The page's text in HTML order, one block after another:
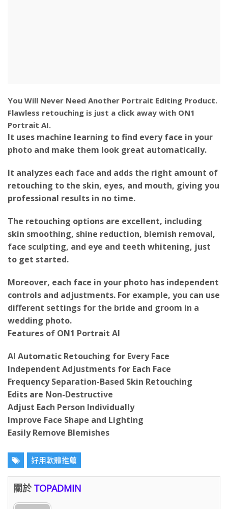
Flawless retouching is just a click away with ON1
Portrait AI.
It uses machine learning to find every face in your
photo and make them look great automatically.
retouching to the skin, eyes, and mouth, giving you
professional results in no time.
skin smoothing, shine reduction, blemish removal,
face sculpting, and eye and teeth whitening, just
to get started.
controls and adjustments. For example, you can use
different settings for the bride and groom in a
wedding photo.
Features of ON1 Portrait AI
Independent Adjustments for Each Face
Frequency Separation-Based Skin Retouching
Edits are Non-Destructive
Adjust Each Person Individually
Improve Face Shape and Lighting
Easily Remove Blemishes
好用軟體推薦
關於 TOPADMIN